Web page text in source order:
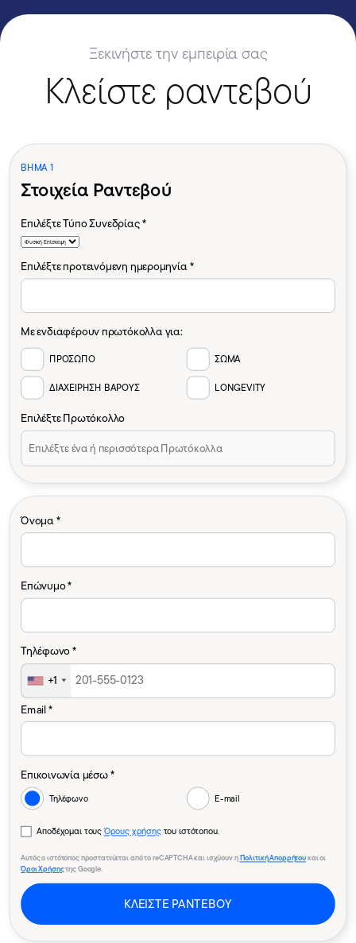
Ξεκινήστε την εμπειρία σας
Κλείστε ραντεβού
ΒΗΜΑ 1
Στοιχεία Ραντεβού
Επιλέξτε Τύπο Συνεδρίας *
Επιλέξτε προτεινόμενη ημερομηνία *
Με ενδιαφέρουν πρωτόκολλα για:
ΠΡΟΣΩΠΟ ΣΩΜΑ
ΔΙΑΧΕΙΡΗΣΗ ΒΑΡΟΥΣ LONGEVITY
Επιλέξτε Πρωτόκολλο
Όνομα *
Επώνυμο *
Τηλέφωνο *
+1
Email *
Επικοινωνία μέσω *
Τηλέφωνο E-mail
Αποδέχομαι τουςΌρους χρήσηςτου ιστότοπου.
Αυτός ο ιστότοπος προστατεύεται από το reCAPTCHA και ισχύουν ηΠολιτική Απορρήτουκαι οι
Όροι Χρήσηςτης Google.
ΚΛΕΙΣΤΕ ΡΑΝΤΕΒΟΥ